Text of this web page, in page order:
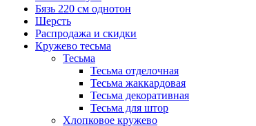
Бязь 220 см однотон
Шерсть
Распродажа и скидки
Кружево тесьма
Тесьма
Тесьма отделочная
Тесьма жаккардовая
Тесьма декоративная
Тесьма для штор
Хлопковое кружево